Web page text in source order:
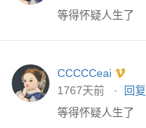
等得怀疑人生了
CCCCCeai
1767天前 ·
回复
等得怀疑人生了